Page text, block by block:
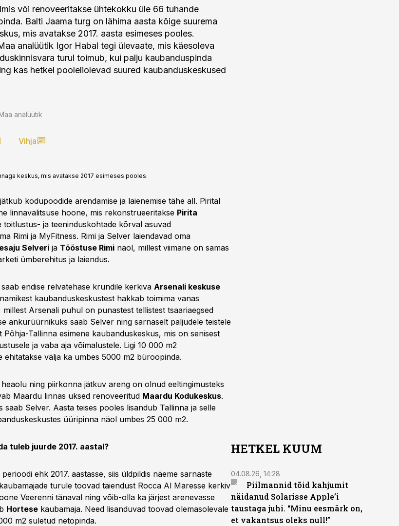
või renoveeritakse ühtekokku üle 66 tuhande
Balti Jaama turg on lähima aasta kõige suurema
mis avatakse 2017. aasta esimeses pooles.
analüütik Igor Habal tegi ülevaate, mis käesoleva
turul toimub, kui palju kaubanduspinda
kas hetkel pooleliolevad suured kaubanduskeskused
analüütik
Vihja
keskus, mis avatakse 2017 esimeses pooles.
kodupoodide arendamise ja laienemise tähe all. Pirital
linnavalitsuse hoone, mis rekonstrueeritakse Pirita
toitlustus- ja teeninduskohtade kõrval asuvad
Rimi ja MyFitness. Rimi ja Selver laiendavad oma
Selveri ja Tööstuse Rimi näol, millest viimane on samas
ümberehitus ja laiendus.
endise relvatehase krundile kerkiva Arsenali keskuse
kaubanduskeskustest hakkab toimima vanas
Arsenali puhul on punastest tellistest tsaariaegsed
ankurüürnikuks saab Selver ning sarnaselt paljudele teistele
Põhja-Tallinna esimene kaubanduskeskus, mis on senisest
ja vaba aja võimalustele. Ligi 10 000 m2
ehitatakse välja ka umbes 5000 m2 büroopinda.
ning piirkonna jätkuv areng on olnud eeltingimusteks
Maardu linnas uksed renoveeritud Maardu Kodukeskus.
Selver. Aasta teises pooles lisandub Tallinna ja selle
üüripinna näol umbes 25 000 m2.
tuleb juurde 2017. aastal?
ehk 2017. aastasse, siis üldpildis näeme sarnaste
turule toovad täiendust Rocca Al Maresse kerkiv
Veerenni tänaval ning võib-olla ka järjest arenevasse
Hortese kaubamaja. Need lisanduvad toovad olemasolevale
m2 suletud netopinda.
HETKEL KUUM
04.08.26, 14:28
Piilmannid tõid kahjumit
näidanud Solarisse Apple’i
taustaga juhi. “Minu eesmärk on,
et vakantsus oleks null!”